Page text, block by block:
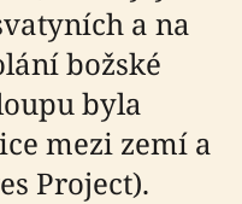
a na
božské
byla
mezi zemí a
Project).